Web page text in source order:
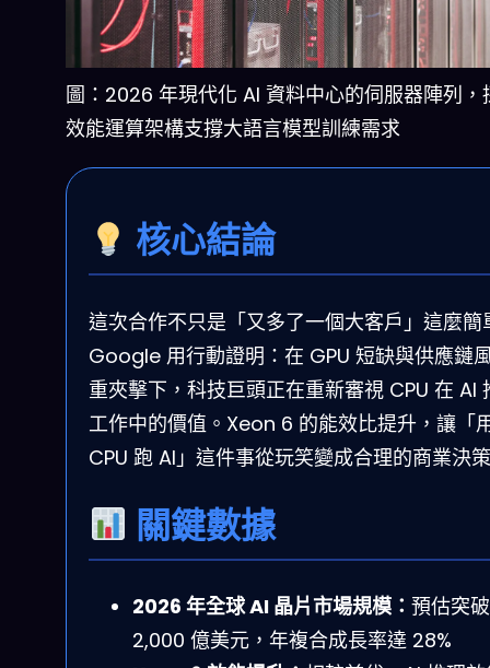
圖：2026 年現代化 AI 資料中心的伺服器陣列，
效能運算架構支撐大語言模型訓練需求
核心結論
這次合作不只是「又多了一個大客戶」這麼簡
Google 用行動證明：在 GPU 短缺與供應鏈
重夾擊下，科技巨頭正在重新審視 CPU 在 AI
工作中的價值。Xeon 6 的能效比提升，讓「
CPU 跑 AI」這件事從玩笑變成合理的商業決
關鍵數據
2026 年全球 AI 晶片市場規模： 預估突破
2,000 億美元，年複合成長率達 28%